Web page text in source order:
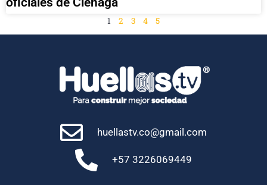
1 2 3 4 5
huellastv.co@gmail.com
+57 3226069449